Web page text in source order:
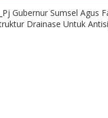
Pj Gubernur Sumsel Agus
Drainase Untuk